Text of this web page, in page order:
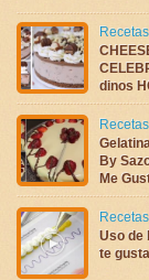
Recetas
dinos
Recetas
By
Me
Recetas
Uso de
te